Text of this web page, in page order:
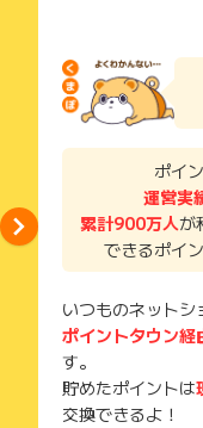
お申し込みやお買い
了などのメールは、
獲得待ち・獲得失敗
メールを送っていた
そのため、紛失・破
ご注意ください。
(※) SafariやChromeな
ポイ
運営実
累計900万人が
できるポイ
いつものネット
ポイントタウン経
す。
貯めたポイントは
交換できるよ！